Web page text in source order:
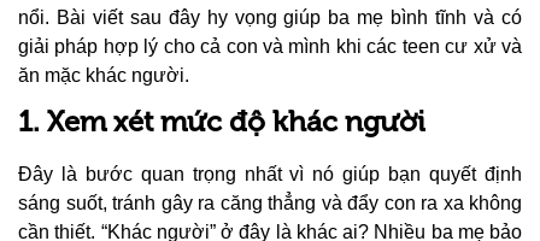
nổi. Bài viết sau đây hy vọng giúp ba mẹ bình tĩnh và có
giải pháp hợp lý cho cả con và mình khi các teen cư xử và
ăn mặc khác người.
1. Xem xét mức độ khác người
Đây là bước quan trọng nhất vì nó giúp bạn quyết định
sáng suốt, tránh gây ra căng thẳng và đẩy con ra xa không
cần thiết. “Khác người” ở đây là khác ai? Nhiều ba mẹ bảo